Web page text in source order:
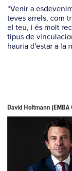
“Venir a
teves arrels, com
el teu, i és molt
tipus de
hauria d'estar a la
David Holtmann